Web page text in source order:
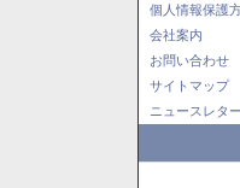
個人情報保護
会社案内
お問い合わせ
サイトマップ
ニュースレタ